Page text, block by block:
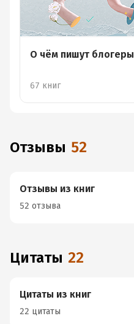
О чём пишут блогеры
67 книг
Отзывы 52
Отзывы из книг
52 отзыва
Цитаты 22
Цитаты из книг
22 цитаты